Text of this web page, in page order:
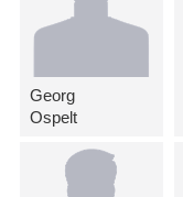
Georg
Ospelt